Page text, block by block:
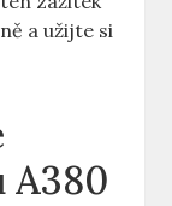
a užijte si
⁢A380